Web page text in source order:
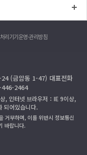
리기기운영·관리방침
(금암동 1-47) 대표전화
2464
, 인터넷 브라우저：IE 9이상,
되어있습니다.
거부하며, 이를 위반시 정보통신
바랍니다.